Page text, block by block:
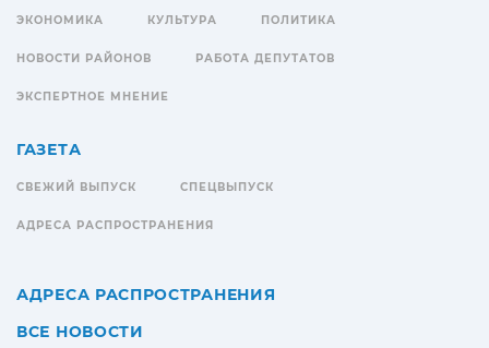
ЭКОНОМИКА КУЛЬТУРА ПОЛИТИКА
НОВОСТИ РАЙОНОВ РАБОТА ДЕПУТАТОВ
ЭКСПЕРТНОЕ МНЕНИЕ
ГАЗЕТА
СВЕЖИЙ ВЫПУСК СПЕЦВЫПУСК
АДРЕСА РАСПРОСТРАНЕНИЯ
АДРЕСА РАСПРОСТРАНЕНИЯ
ВСЕ НОВОСТИ